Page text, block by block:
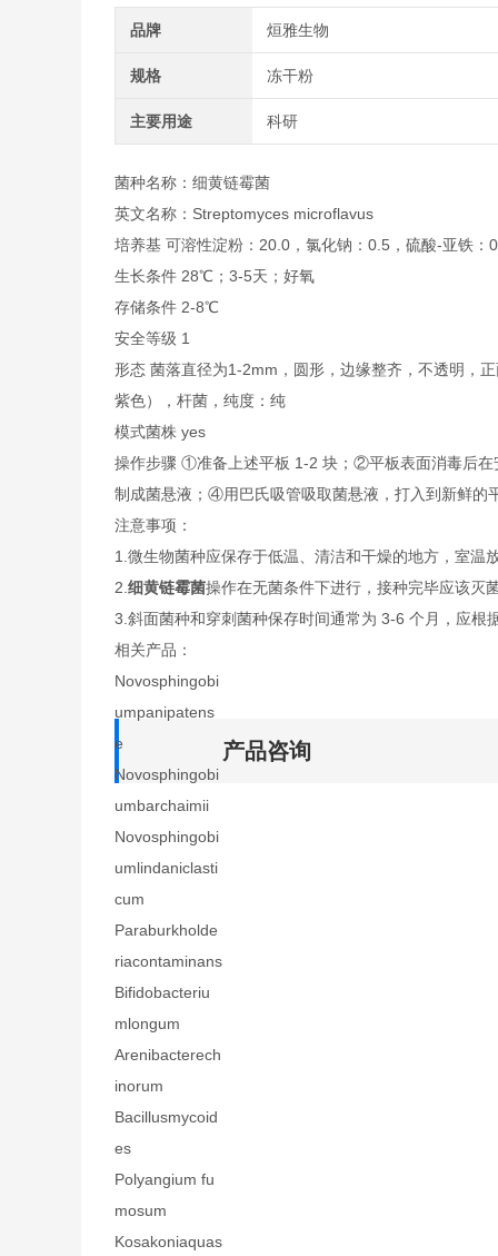
品牌 烜雅生物
规格 冻干粉
主要用途 科研
菌种名称：细黄链霉菌
英文名称：Streptomyces microflavus
培养基 可溶性淀粉：20.0，氯化钠：0.5，硫酸-亚铁
生长条件 28℃；3-5天；好氧
存储条件 2-8℃
安全等级 1
形态 菌落直径为1-2mm，圆形，边缘整齐，不透明，
紫色），杆菌，纯度：纯
模式菌株 yes
操作步骤 ①准备上述平板 1-2 块；②平板表面消毒后
制成菌悬液；④用巴氏吸管吸取菌悬液，打入到新鲜
注意事项：
1.微生物菌种应保存于低温、清洁和干燥的地方，室温
2. 细黄链霉菌操作在无菌条件下进行，接种完毕应该灭
3.斜面菌种和穿刺菌种保存时间通常为 3-6 个月，应
相关产品：
Novosphingobi
umpanipatens
e
Novosphingobi
umbarchaimii
Novosphingobi
umlindaniclasti
cum
Paraburkholde
riacontaminans
Bifidobacteriu
mlongum
Arenibacterech
inorum
Bacillusmycoid
es
Polyangium fu
mosum
Kosakoniaquas
产品咨询